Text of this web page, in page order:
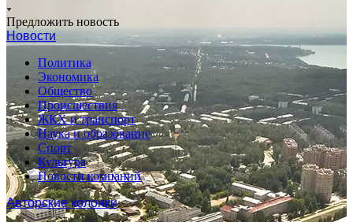
Предложить новость
Новости
Политика
Экономика
Общество
Происшествия
ЖКХ и транспорт
Наука и образование
Спорт
Культура
Новости компаний
Авторские колонки